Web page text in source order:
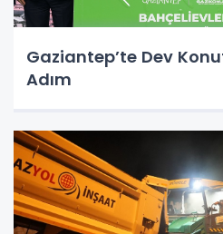
Gaziantep’te Dev
Adım